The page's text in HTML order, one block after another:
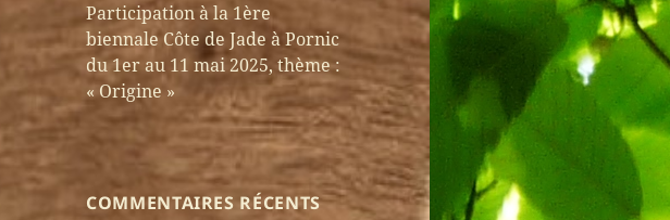
Participation à la 1ère
biennale Côte de Jade à Pornic
du 1er au 11 mai 2025, thème :
« Origine »
COMMENTAIRES RÉCENTS